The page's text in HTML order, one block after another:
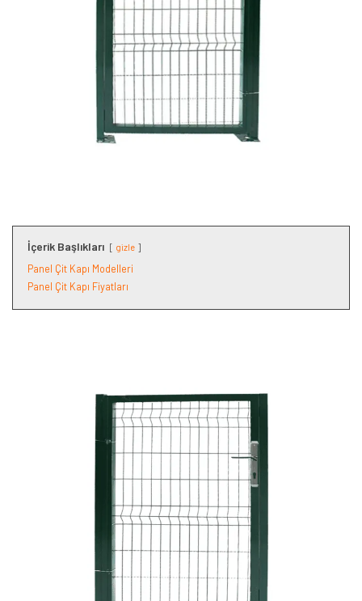
İçerik Başlıkları gizle
Panel Çit Kapı Modelleri
Panel Çit Kapı Fiyatları